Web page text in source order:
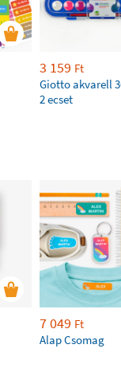
3 159 Ft
Giotto akvarell
2 ecset
7 049 Ft
Alap Csomag